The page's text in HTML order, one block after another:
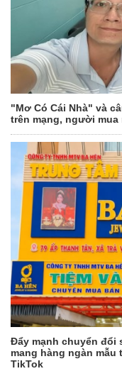
"Mơ Có Cái Nhà" và
trên mạng, người
Đẩy mạnh chuyển đổi
mang hàng ngàn
TikTok